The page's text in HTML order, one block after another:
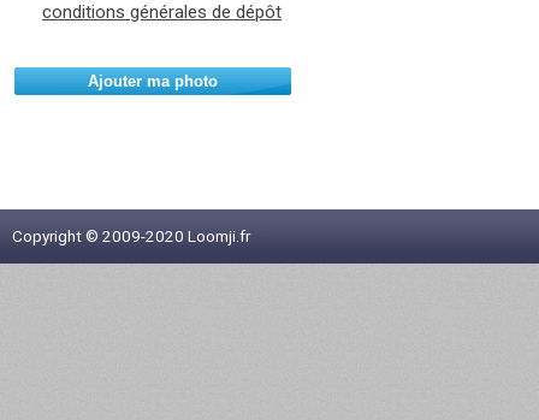
conditions générales de dépôt
Ajouter ma photo
Copyright © 2009-2020 Loomji.fr